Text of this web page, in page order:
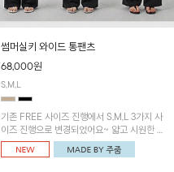
썸머실키 와이드 통팬츠
68,000원
S,M,L
기존 FREE 사이즈 진행에서 S,M,L 3가지 사
이즈 진행으로 변경되었어요~ 얇고 시원한 원
단으로 제작된 와이드팬츠! 베이직한 디자인으
로 코디 활용도가 높은 아이템이에요~